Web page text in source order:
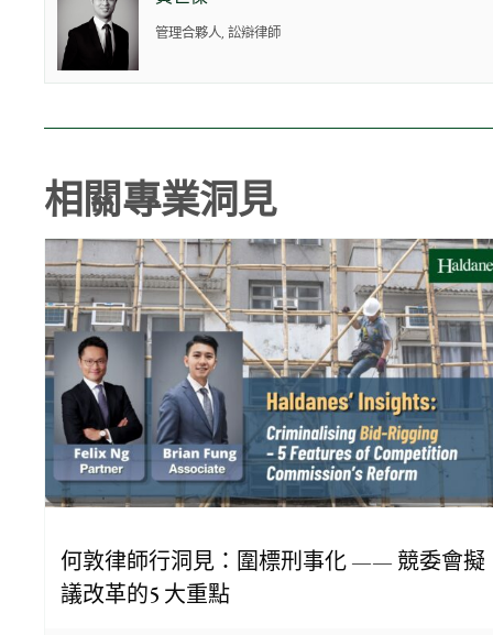
管理合夥人, 訟辯律師
相關專業洞見
何敦律師行洞見：圍標刑事化 —— 競委會擬
議改革的5 大重點